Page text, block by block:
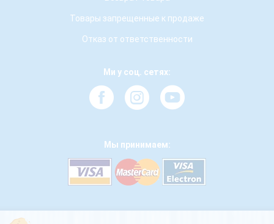
Товары запрещенные к продаже
Отказ от ответственности
Ми у соц. сетях:
Мы принимаем: